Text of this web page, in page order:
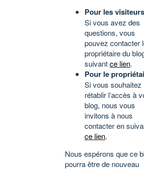
Pour les visiteurs
Si vous avez des
questions, vous
pouvez contacter
propriétaire du
suivantce lien.
Pour le
Si vous souhaitez
rétablir l’accès à
blog, nous vous
invitons à nous
contacter en
ce lien.
Nous espérons que ce
pourra être de nouveau